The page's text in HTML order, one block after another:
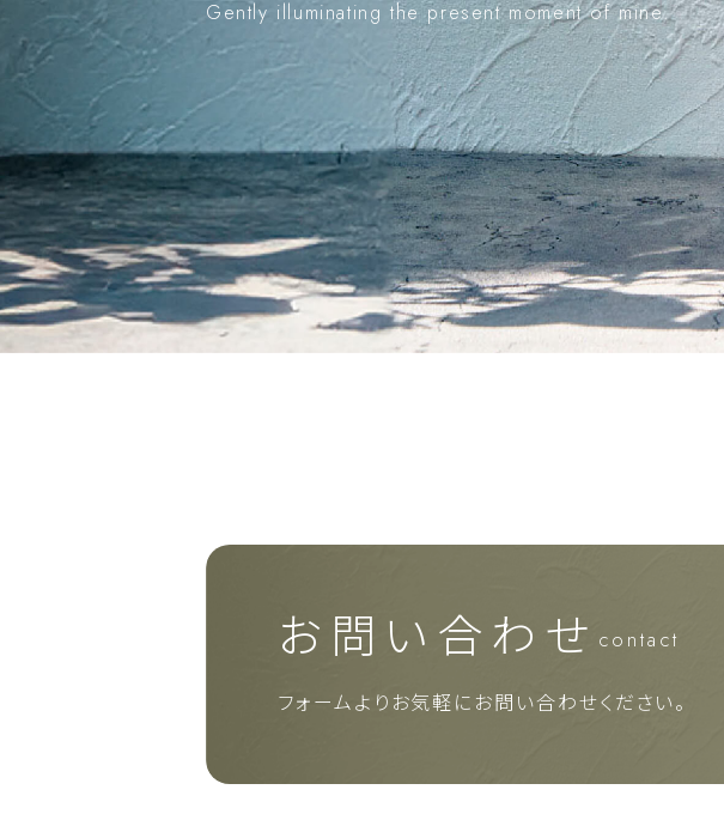
Gently illuminating the present moment of mine.
お問い合わせ contact
フォームよりお気軽に お問い合わせください。